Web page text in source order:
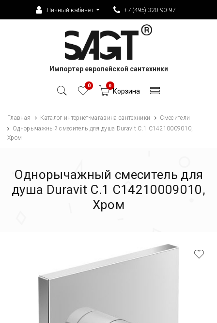
Личный кабинет +7 (495) 320-90-97
Импортер европейской сантехники
0 0
Корзина
Главная Каталог интернет-магазина сантехники
Смесители
Однорычажный смеситель для душа Duravit С.1 C14210009010,
Хром
Однорычажный смеситель для
душа Duravit С.1 C14210009010,
Хром